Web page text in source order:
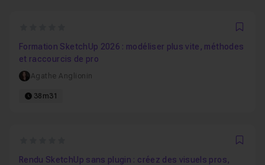
Formation SketchUp 2026 : modéliser plus vite, méthodes
et raccourcis de pro
Agathe Anglionin
38m31
Rendu SketchUp sans plugin : créez des visuels pros,